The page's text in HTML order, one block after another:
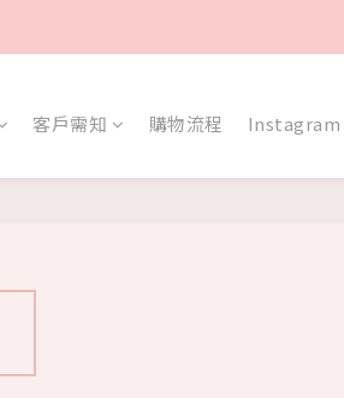
客戶需知 購物流程 Instagram